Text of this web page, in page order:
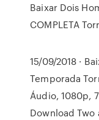
Baixar Dois
COMPLETA
15/09/2018 ·
Temporada
Áudio, 1080p,
Download Two